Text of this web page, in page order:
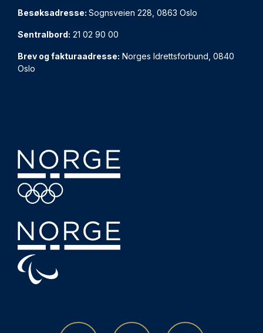
Besøksadresse: Sognsveien 228, 0863 Oslo
Sentralbord: 21 02 90 00
Brev og fakturaadresse: Norges Idrettsforbund, 0840
Oslo